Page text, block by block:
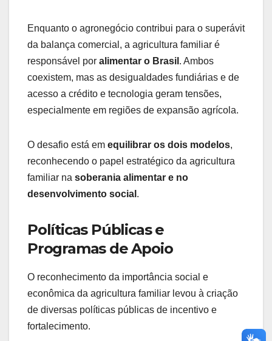
Enquanto o agronegócio contribui para o superávit
da balança comercial, a agricultura familiar é
responsável por alimentar o Brasil . Ambos
coexistem, mas as desigualdades fundiárias e de
acesso a crédito e tecnologia geram tensões,
especialmente em regiões de expansão agrícola.
O desafio está em equilibrar os dois modelos,
reconhecendo o papel estratégico da agricultura
familiar na soberania alimentar e no
desenvolvimento social .
Políticas Públicas e
Programas de Apoio
O reconhecimento da importância social e
econômica da agricultura familiar levou à criação
de diversas políticas públicas de incentivo e
fortalecimento.